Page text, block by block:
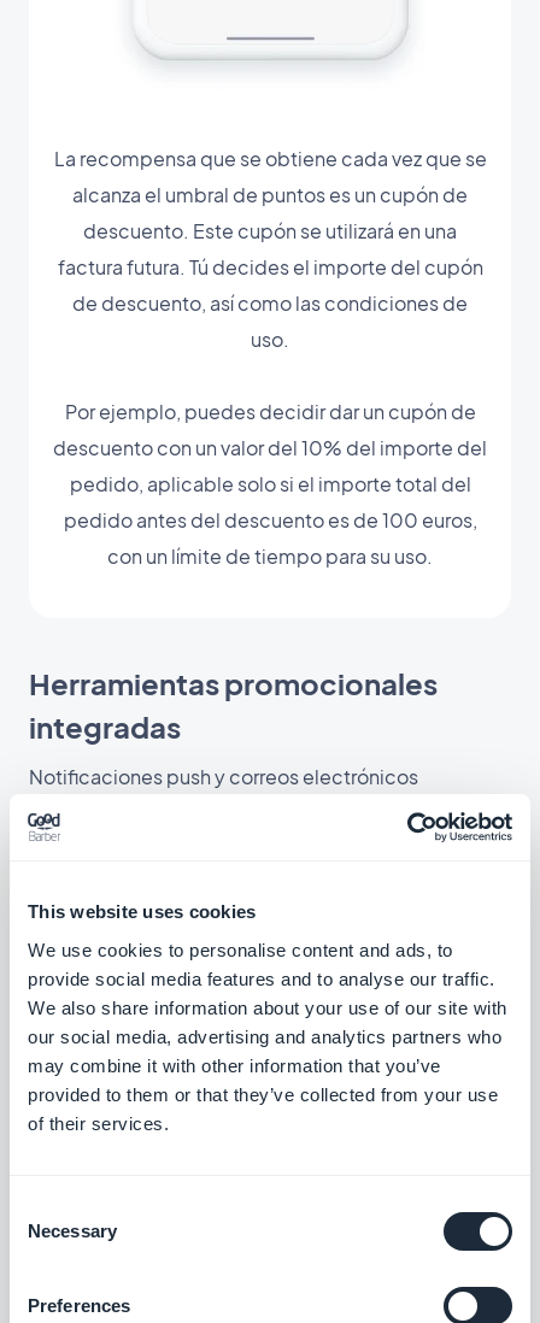
This website uses cookies
We use cookies to personalise content and ads, to
provide social media features and to analyse our traffic.
We also share information about your use of our site with
our social media, advertising and analytics partners who
may combine it with other information that you’ve
provided to them or that they’ve collected from your use
of their services.
Selection
Necessary
Preferences
La recompensa que se obtiene cada vez que se
alcanza el umbral de puntos es un cupón de
descuento. Este cupón se utilizará en una
factura futura. Tú decides el importe del cupón
de descuento, así como las condiciones de
uso.
Por ejemplo, puedes decidir dar un cupón de
descuento con un valor del 10% del importe del
pedido, aplicable solo si el importe total del
pedido antes del descuento es de 100 euros,
con un límite de tiempo para su uso.
Herramientas promocionales
integradas
Notificaciones push y correos electrónicos